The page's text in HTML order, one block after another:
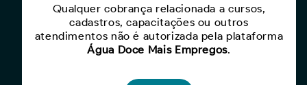
Cadastro de Currículo
Capacite-se
Qualquer cobrança relacionada a cursos,
cadastros, capacitações ou outros
atendimentos não é autorizada pela plataforma
Água Doce Mais Empregos.